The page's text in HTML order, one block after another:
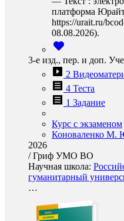
платформа
https://urait.ru/
08.08.2026).
3-е изд., пер. и доп.
2
4 Теста
1 Задание
Курс с экзаменом
Коноваленко М.
2026
/Гриф УМО ВО
Научная школа:
гуманитарный
…